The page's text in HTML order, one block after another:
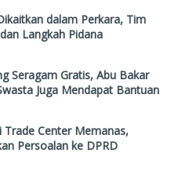
dalam Perkara, Tim
Langkah Pidana
Seragam Gratis, Abu Bakar
Juga Mendapat Bantuan
Trade Center Memanas,
Persoalan ke DPRD